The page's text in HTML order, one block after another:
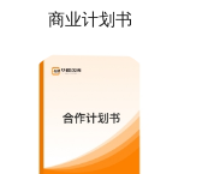
商业计划书